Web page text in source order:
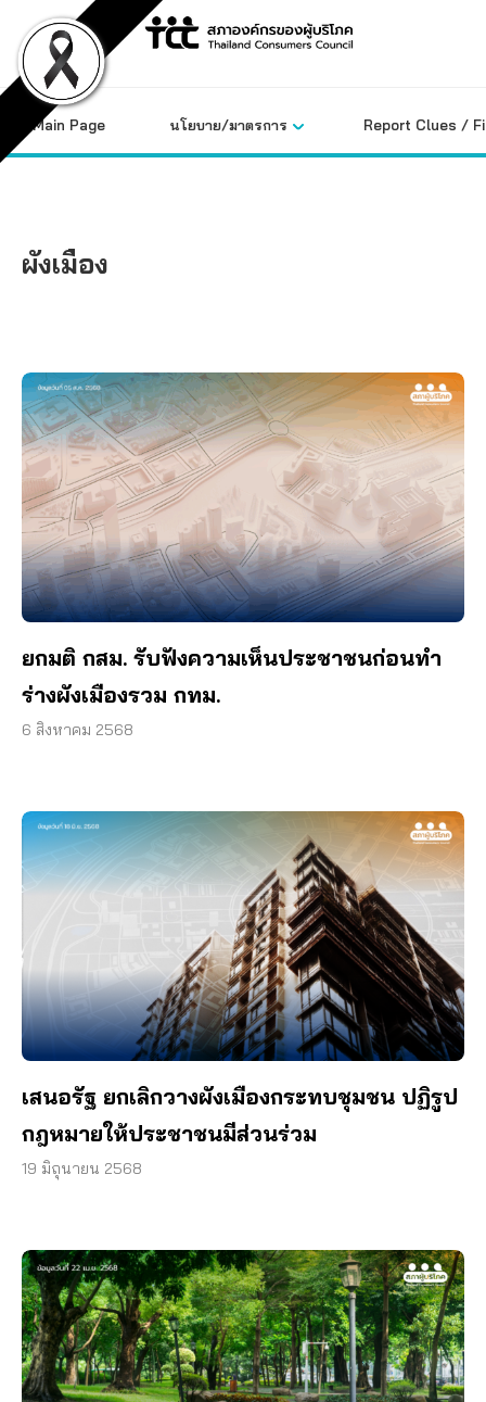
content
Main Page นโยบาย/มาตรการ Report Clues /
ผังเมือง
ยกมติ กสม. รับฟังความเห็นประชาชนก่อนทำ
ร่างผังเมืองรวม กทม.
6 สิงหาคม 2568
เสนอรัฐ ยกเลิกวางผังเมืองกระทบชุมชน ปฏิรูป
กฎหมายให้ประชาชนมีส่วนร่วม
19 มิถุนายน 2568